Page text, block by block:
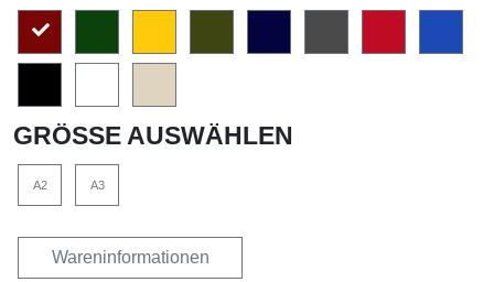
GRÖSSE AUSWÄHLEN
A2 A3
Wareninformationen